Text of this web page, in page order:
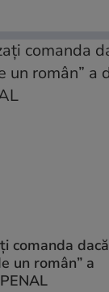
comanda dacă
un român” a